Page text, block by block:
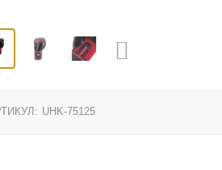
UHK-75125